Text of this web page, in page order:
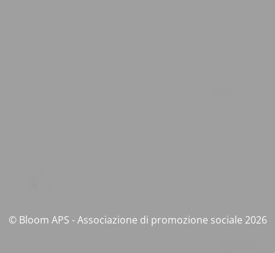
© Bloom APS - Associazione di promozione sociale 2026